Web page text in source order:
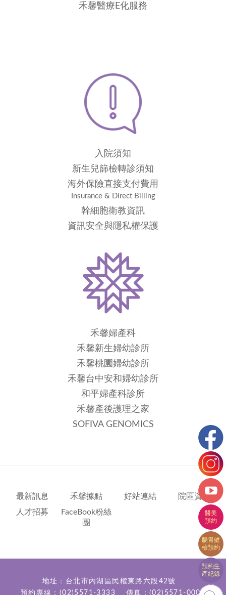
禾馨醫療E化服務
入院須知
新生兒篩檢轉診須知
海外保險直接支付費用
Insurance & Direct Billing
幹細胞衛教資訊
資訊安全與隱私權保護
禾馨婦產科
禾馨新生婦幼診所
禾馨桃園婦幼診所
禾馨台中安和婦幼診所
和平婦產科診所
禾馨產後護理之家
SOFIVA GENOMICS
最新訊息 禾馨據點 好站連結
院區資訊
人才招募
FaceBook粉絲
團
地址：台北市內湖區民權東路六段42號
預約專線： (02)5571-3333 傳真：(02)5571-0000